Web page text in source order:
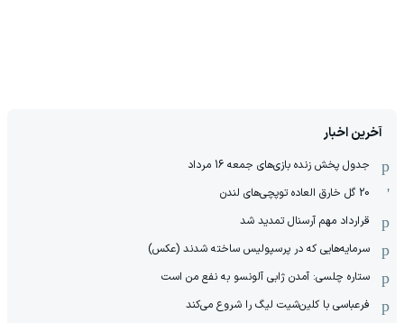
آخرین اخبار
جدول پخش زنده بازی‌های جمعه 16 مرداد
20 گل خارق العاده توپچی‌های لندن
قرارداد مهم آرسنال تمدید شد
سرمایه‌هایی که در پرسپولیس ساخته شدند (عکس)
ستاره چلسی: آمدن ژابی آلونسو به نفع من است
فرعباسی با کلین‌شیت لیگ را شروع می‌کند